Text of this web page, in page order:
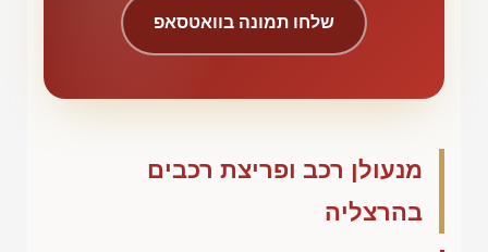
שלחו תמונה בוואטסאפ
מנעולן רכב ופריצת רכבים
בהרצליה